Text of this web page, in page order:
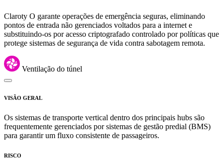
Claroty O garante operações de emergência seguras, eliminando
pontos de entrada não gerenciados voltados para a internet e
substituindo-os por acesso criptografado controlado por políticas que
protege sistemas de segurança de vida contra sabotagem remota.
Ventilação do túnel
VISÃO GERAL
Os sistemas de transporte vertical dentro dos principais hubs são
frequentemente gerenciados por sistemas de gestão predial (BMS)
para garantir um fluxo consistente de passageiros.
RISCO